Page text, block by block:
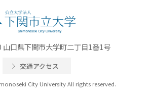
山口県下関市大学町二丁目1番1号
交通アクセス
City University All rights reserved.